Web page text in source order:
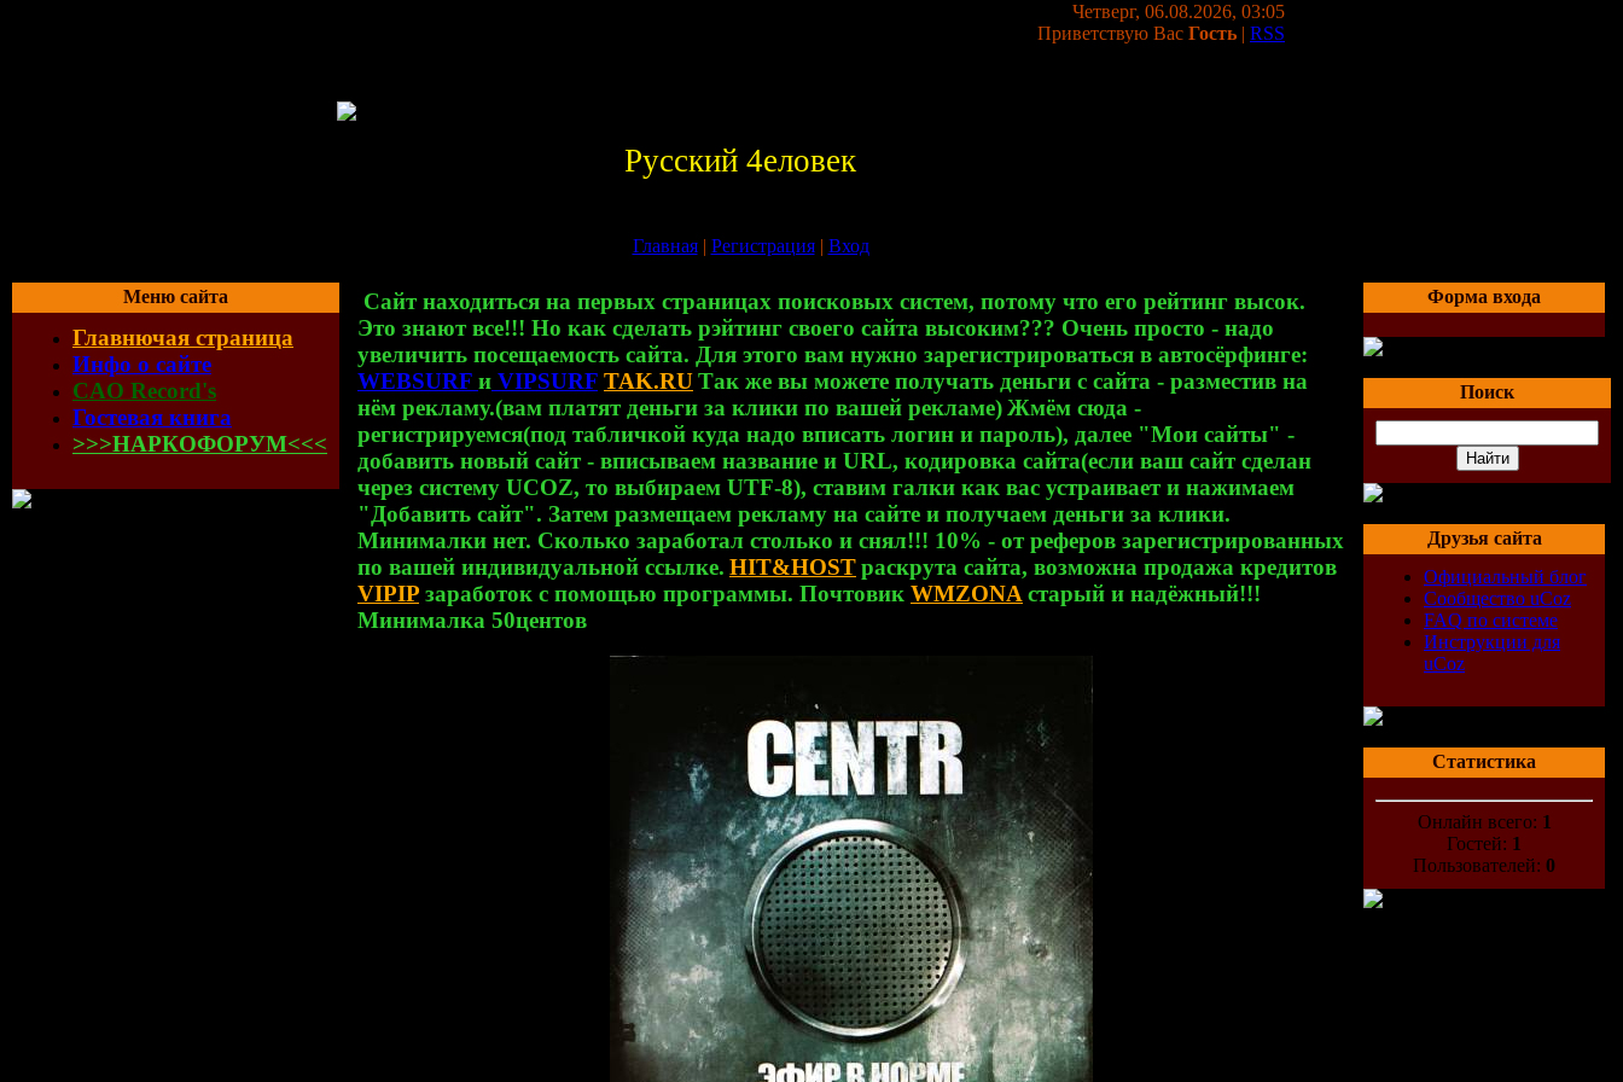
Четверг, 06.08.2026, 03:05
Приветствую Вас Гость | RSS
Русский 4еловек
Главная| Регистрация| Вход
Меню сайта
Главнючая страница
Инфо о сайте
CAO Record's
Гостевая книга
>>>НАРКОФОРУМ<<<
Сайт находиться на первых страницах поисковых систем, потому что его рейтинг высок.
Это знают все!!! Но как сделать рэйтинг своего сайта высоким??? Очень просто - надо
увеличить посещаемость сайта. Для этого вам нужно зарегистрироваться в автосёрфинге:
WEBSURF и VIPSURF TAK.RUТак же вы можете получать деньги с сайта - разместив на
нём рекламу.(вам платят деньги за клики по вашей рекламе)Жмём сюда -
регистрируемся(под табличкой куда надо вписать логин и пароль), далее "Мои сайты" -
добавить новый сайт - вписываем название и URL, кодировка сайта(если ваш сайт сделан
через систему UCOZ, то выбираем UTF-8), ставим галки как вас устраивает и нажимаем
"Добавить сайт". Затем размещаем рекламу на сайте и получаем деньги за клики.
Минималки нет. Сколько заработал столько и снял!!! 10% - от реферов зарегистрированных
по вашей индивидуальной ссылке. HIT&HOSTраскрута сайта, возможна продажа кредитов
VIPIP заработок с помощью программы. Почтовик WMZONA старый и надёжный!!!
Минималка 50центов
Форма входа
Поиск
Друзья сайта
Официальный блог
Сообщество uCoz
FAQ по системе
Инструкции для
uCoz
Статистика
Онлайн всего: 1
Гостей: 1
Пользователей: 0